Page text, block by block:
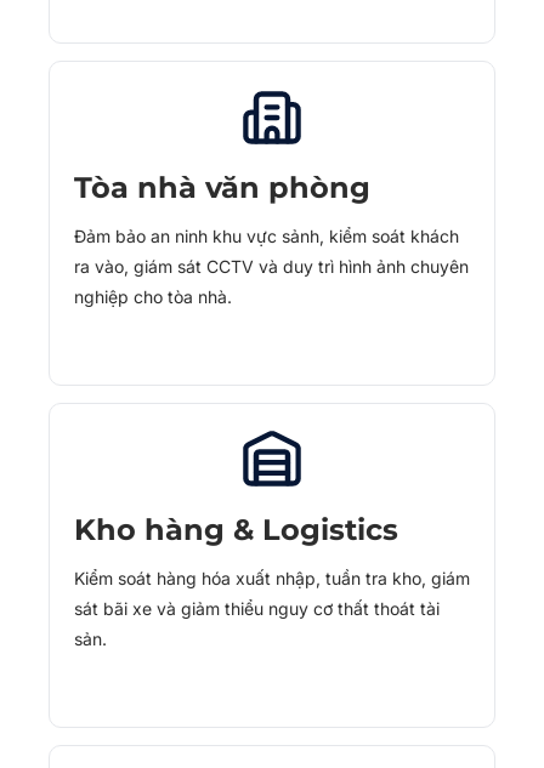
Tòa nhà văn phòng
Đảm bảo an ninh khu vực sảnh, kiểm soát khách
ra vào, giám sát CCTV và duy trì hình ảnh chuyên
nghiệp cho tòa nhà.
Kho hàng & Logistics
Kiểm soát hàng hóa xuất nhập, tuần tra kho, giám
sát bãi xe và giảm thiểu nguy cơ thất thoát tài
sản.